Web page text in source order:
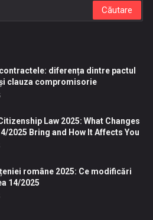
diferența dintre pactul
clauza compromisorie
Law 2025: What Changes
2025 Bring and How It Affects You
române 2025: Ce modificări
14/2025